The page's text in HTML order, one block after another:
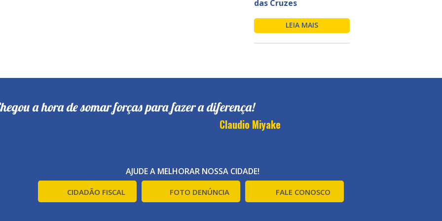
das Cruzes
LEIA MAIS
a hora de somar forças para fazer a diferença!
Claudio Miyake
AJUDE A MELHORAR NOSSA CIDADE!
CIDADÃO FISCAL FOTO DENÚNCIA FALE CONOSCO